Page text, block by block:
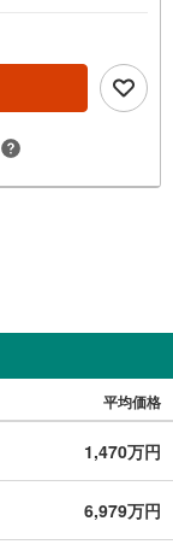
平均価格
1,470万円
6,979万円